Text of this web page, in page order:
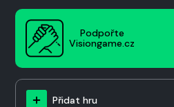
Podpořte
Visiongame.cz
Přidat hru